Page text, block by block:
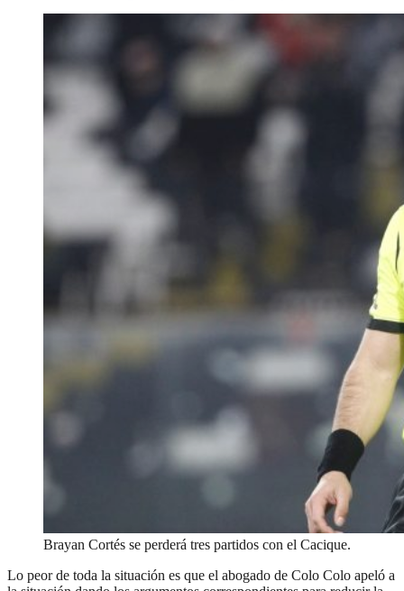
Brayan Cortés se perderá tres partidos con el Cacique.
Lo peor de toda la situación es que el abogado de Colo Colo apeló a